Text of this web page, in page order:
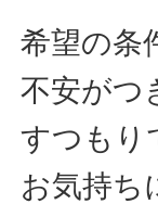
希望の条
不安がつ
すつもり
お気持ち